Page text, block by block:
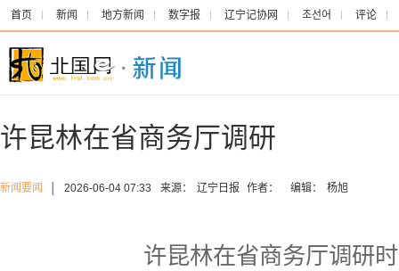
首页 新闻 地方新闻 数字报 辽宁记协网 조선어 评论
许昆林在省商务厅调研
新闻要闻 2026-06-04 07:33 来源： 辽宁日报 作者： 编辑： 杨旭
许昆林在省商务厅调研